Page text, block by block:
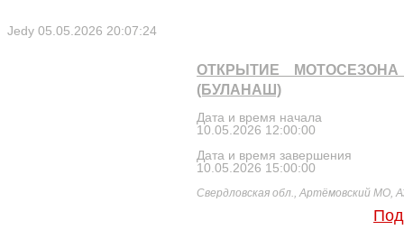
Jedy 05.05.2026 20:07:24
ОТКРЫТИЕ МОТОСЕЗОНА
(БУЛАНАШ)
Дата и время начала
10.05.2026 12:00:00
Дата и время завершения
10.05.2026 15:00:00
Свердловская обл., Артёмовский МО,